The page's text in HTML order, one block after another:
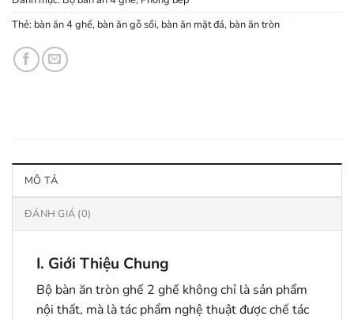
Thẻ: bàn ăn 4 ghế, bàn ăn gỗ sồi, bàn ăn mặt đá, bàn ăn tròn
MÔ TẢ
ĐÁNH GIÁ (0)
I. Giới Thiệu Chung
Bộ bàn ăn tròn ghế 2 ghế không chỉ là sản phẩm
nội thất, mà là tác phẩm nghệ thuật được chế tác